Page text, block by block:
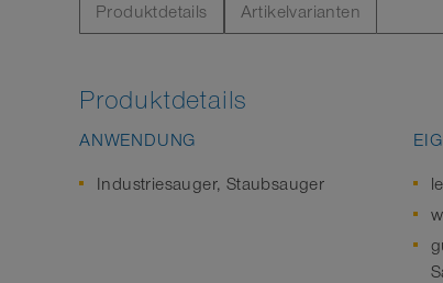
Produktdetails Artikelvarianten
Produktdetails
ANWENDUNG
Industriesauger, Staubsauger